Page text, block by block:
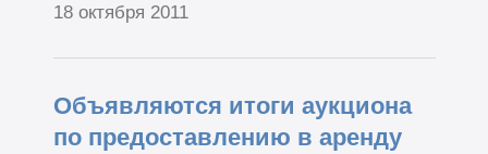
18 октября 2011
Объявляются итоги аукциона
по предоставлению в аренду